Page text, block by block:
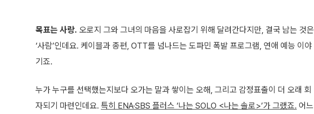
목표는 사랑. 오로지 그와 그녀의 마음을 사로잡기 위해 달려간다지만, 결국 남는 것은
‘사람’인데요. 케이블과 종편, OTT를 넘나드는 도파민 폭발 프로그램, 연애 예능 이야
기죠.
누가 누구를 선택했는지보다 오가는 말과 쌓이는 오해, 그리고 감정표출이 더 오래 회
자되기 마련인데요. 특히 ENA·SBS 플러스 ‘나는 SOLO <나는 솔로>’가 그랬죠. 어느